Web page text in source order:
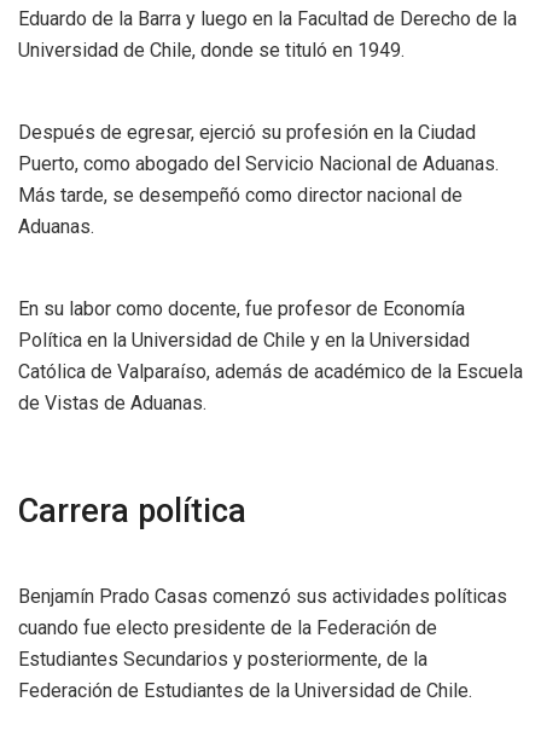
Eduardo de la Barra y luego en la Facultad de Derecho de la
Universidad de Chile, donde se tituló en 1949.
Después de egresar, ejerció su profesión en la Ciudad
Puerto, como abogado del Servicio Nacional de Aduanas.
Más tarde, se desempeñó como director nacional de
Aduanas.
En su labor como docente, fue profesor de Economía
Política en la Universidad de Chile y en la Universidad
Católica de Valparaíso, además de académico de la Escuela
de Vistas de Aduanas.
Carrera política
Benjamín Prado Casas comenzó sus actividades políticas
cuando fue electo presidente de la Federación de
Estudiantes Secundarios y posteriormente, de la
Federación de Estudiantes de la Universidad de Chile.